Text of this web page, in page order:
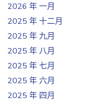
2026 年 一月
2025 年 十二月
2025 年 九月
2025 年 八月
2025 年 七月
2025 年 六月
2025 年 四月